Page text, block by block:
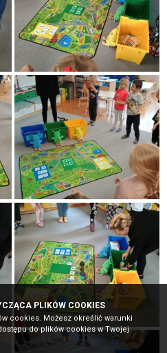
PLIKÓW COOKIES
cookies. Możesz określić warunki
do plików cookies w Twojej